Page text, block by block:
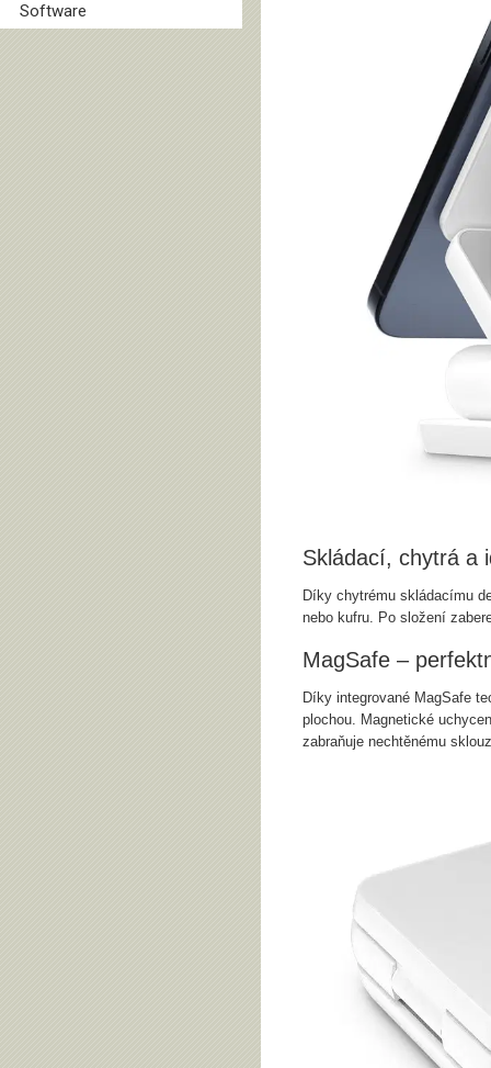
Software
Skládací, chytrá a
Díky chytrému skládacímu
nebo kufru. Po složení
MagSafe –
Díky integrované MagSafe
plochou. Magnetické
zabraňuje nechtěnému